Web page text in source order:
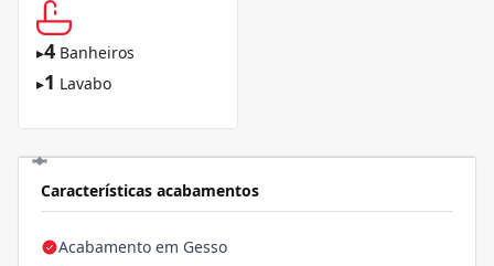
▸4 Banheiros
▸1 Lavabo
Características acabamentos
Acabamento em Gesso